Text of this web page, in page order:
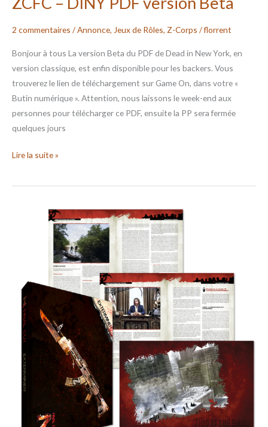
2 commentaires /Annonce, Jeux de Rôles, Z-Corps /florrent
Bonjour à tous La version Beta du PDF de Dead in New York, en
version classique, est enfin disponible pour les backers. Vous
trouverez le lien de téléchargement sur Game On, dans votre «
Butin numérique ». Attention, nous laissons le week-end aux
personnes pour télécharger ce PDF, ensuite la PP sera fermée
quelques jours
Lire la suite »
version
Beta